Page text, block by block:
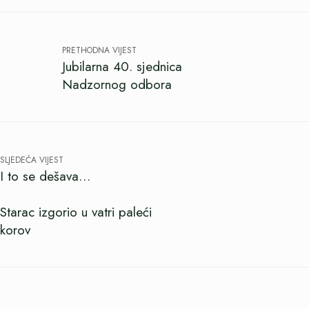
PRETHODNA VIJEST
Jubilarna 40. sjednica
Nadzornog odbora
SLJEDEĆA VIJEST
I to se dešava…
Starac izgorio u vatri paleći
korov